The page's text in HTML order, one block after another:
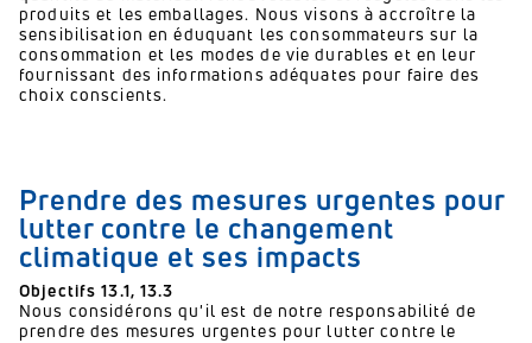
produits et les emballages. Nous visons à accroître la
sensibilisation en éduquant les consommateurs sur la
consommation et les modes de vie durables et en leur
fournissant des informations adéquates pour faire des
choix conscients.
Prendre des mesures urgentes pour
lutter contre le changement
climatique et ses impacts
Objectifs 13.1, 13.3
Nous considérons qu'il est de notre responsabilité de
prendre des mesures urgentes pour lutter contre le